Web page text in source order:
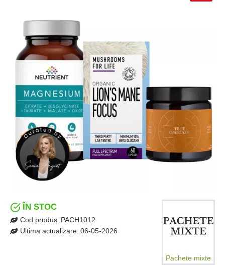
ÎN STOC
Cod produs: PACH1012
Ultima actualizare: 06-05-2026
Pachete mixte